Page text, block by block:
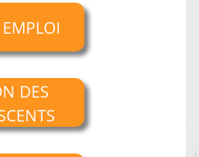
EMPLOI
DES